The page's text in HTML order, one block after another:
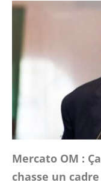
Mercato OM :
chasse un cadre